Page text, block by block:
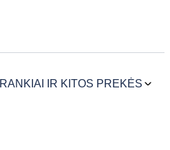
ĮRANKIAI IR KITOS PREKĖS